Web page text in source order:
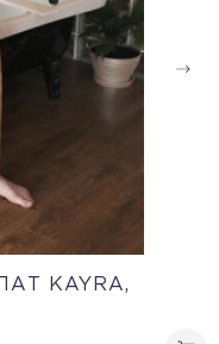
KAYRA,